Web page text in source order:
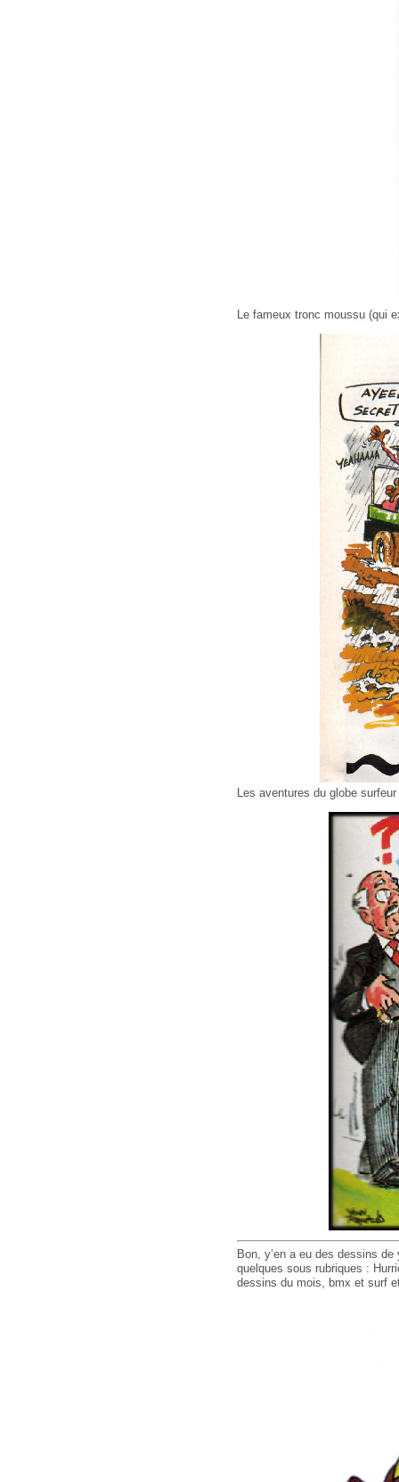
Le fameux tronc moussu (qui
Les aventures du globe surfeur
Bon, y’en a eu des dessins
quelques sous rubriques :
dessins du mois, bmx et surf